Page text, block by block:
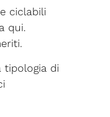
ciclabili
qui.
tipologia di